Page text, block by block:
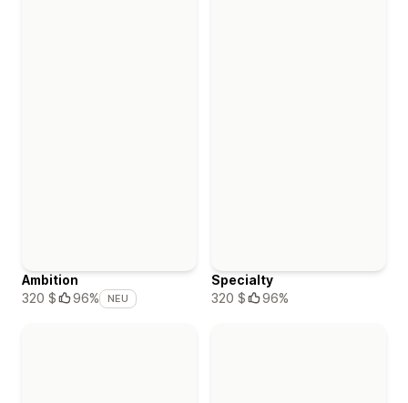
Ambition
320 $
96% NEU
Specialty
320 $
96%